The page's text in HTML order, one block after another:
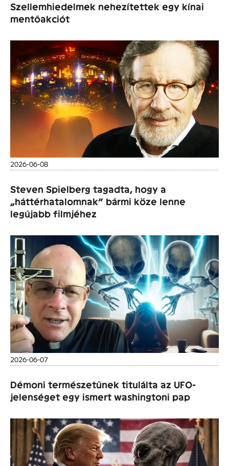
Szellemhiedelmek nehezítettek egy kínai
mentőakciót
2026-06-08
Steven Spielberg tagadta, hogy a
„háttérhatalomnak” bármi köze lenne
legújabb filmjéhez
2026-06-07
Démoni természetűnek titulálta az UFO-
jelenséget egy ismert washingtoni pap